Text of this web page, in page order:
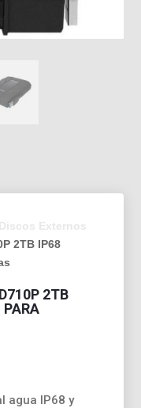
2TB IP68
2TB
agua IP68 y